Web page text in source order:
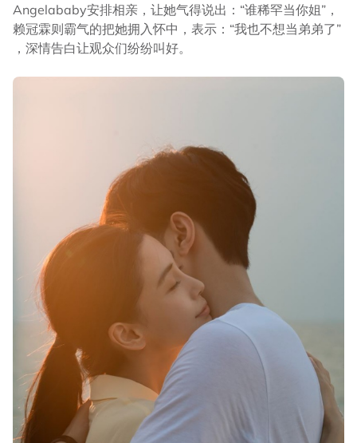
Angelababy安排相亲，让她气得说出：“谁稀罕当你姐”，
赖冠霖则霸气的把她拥入怀中，表示：“我也不想当弟弟了”
，深情告白让观众们纷纷叫好。